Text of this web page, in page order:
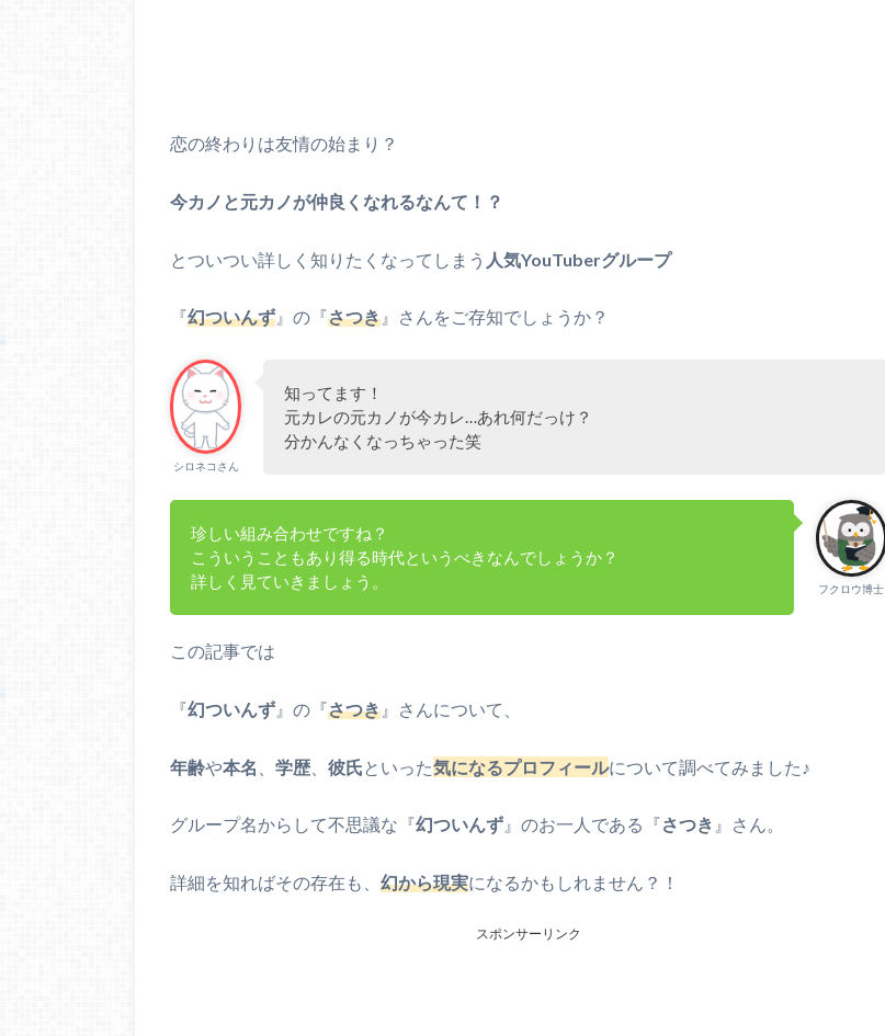
恋の終わりは友情の始まり？
今カノと元カノが仲良くなれるなんて！？
とついつい詳しく知りたくなってしまう 人気YouTuberグループ
『幻ついんず 』の『さつき 』さんをご存知でしょうか？
シロネコさん
知ってます！
元カレの元カノが今カレ…あれ何だっけ？
分かんなくなっちゃった笑
フクロウ博士
珍しい組み合わせですね？
こういうこともあり得る時代というべきなんでしょうか？
詳しく見ていきましょう。
この記事では
『幻ついんず 』の『さつき 』さんについて、
年齢や本名 学歴 彼氏 といった気になるプロフィールについて調べてみました♪
グループ名からして不思議な『幻ついんず 』のお一人である『さつき 』さん。
詳細を知ればその存在も、 幻から現実になるかもしれません？！
スポンサーリンク